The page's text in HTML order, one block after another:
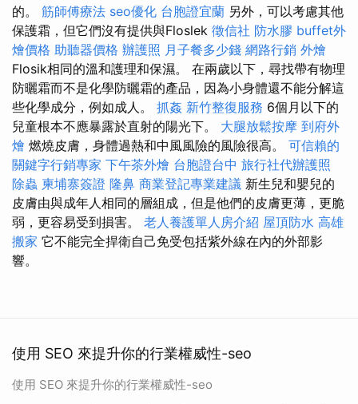
的。 筋師傅療法 seo優化 台胞證宜蘭 另外，可以考慮其他
保護霜，但它們沒有提供與Floslek 徵信社 防水膠 buffet外
燴價格 助聽器價格 辦護照 月子餐多少錢 網路行銷 外燴
Flosik相同的溫和護理和保濕。 在兩歲以下，尋找帶有物理
防曬霜而不是化學防曬霜的產品，因為小身體還不能分解這
些化學成分，例如成人。 抓姦 新竹整復服務 6個月以下的
兒童根本不應暴露於直射的陽光下。 大腿放鬆按摩 到府外
燴 燃燒皮膚，身體過熱和中風風險的風險很高。 可信賴的
關鍵字行銷專家 下午茶外燴 台胞證台中 旅行社代辦護照
除蟲 柬埔寨簽證 隆鼻 商業登記專業建議 新生兒和嬰兒的
皮膚由與成年人相同的層組成，但是他們的皮膚更薄，更脆
弱，更容易受到損害。 老人養護單人房介紹 屋頂防水 高雄
搬家 它不能完全捍衛自己免受包括紫外線在內的外部影
響。
使用 SEO 來提升你的行業權威性-seo
使用 SEO 來提升你的行業權威性-seo